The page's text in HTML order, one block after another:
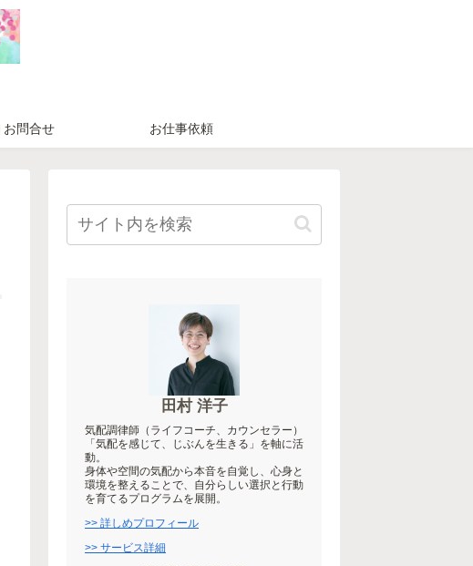
お問合せ お仕事依頼
田村 洋子
気配調律師（ライフコーチ、カウンセラー）
「気配を感じて、じぶんを生きる」を軸に活
動。
身体や空間の気配から本音を自覚し、心身と
環境を整えることで、自分らしい選択と行動
を育てるプログラムを展開。
>> 詳しめプロフィール
>> サービス詳細